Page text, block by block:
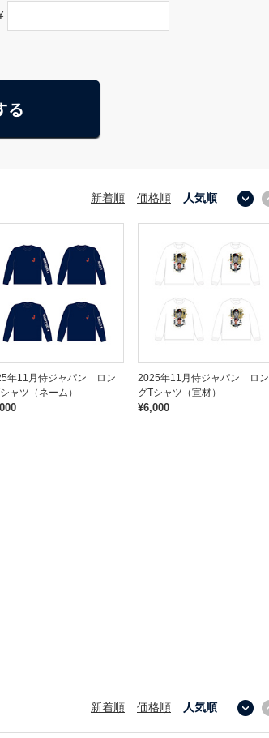
新着順 価格順 人気順
年11月侍ジャパン ロン
ャツ（ネーム）
2025年11月侍ジャパン ロン
グTシャツ（宣材）
¥6,000
新着順 価格順 人気順